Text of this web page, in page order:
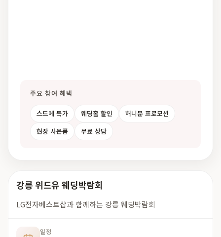
주요 참여 혜택
스드메 특가 웨딩홀 할인
허니문 프로모션
현장 사은품
무료 상담
강릉 위드유 웨딩박람회
LG전자베스트샵과 함께하는 강릉 웨딩박람회
일정